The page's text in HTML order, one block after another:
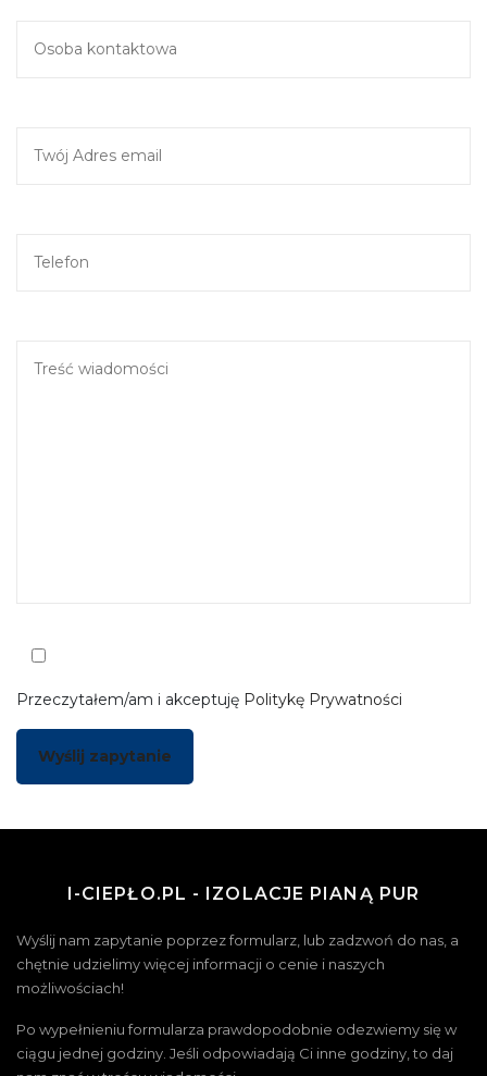
Przeczytałem/am i akceptuję Politykę Prywatności
I-CIEPŁO.PL - IZOLACJE PIANĄ PUR
Wyślij nam zapytanie poprzez formularz, lub zadzwoń do nas, a
chętnie udzielimy więcej informacji o cenie i naszych
możliwościach!
Po wypełnieniu formularza prawdopodobnie odezwiemy się w
ciągu jednej godziny. Jeśli odpowiadają Ci inne godziny, to daj